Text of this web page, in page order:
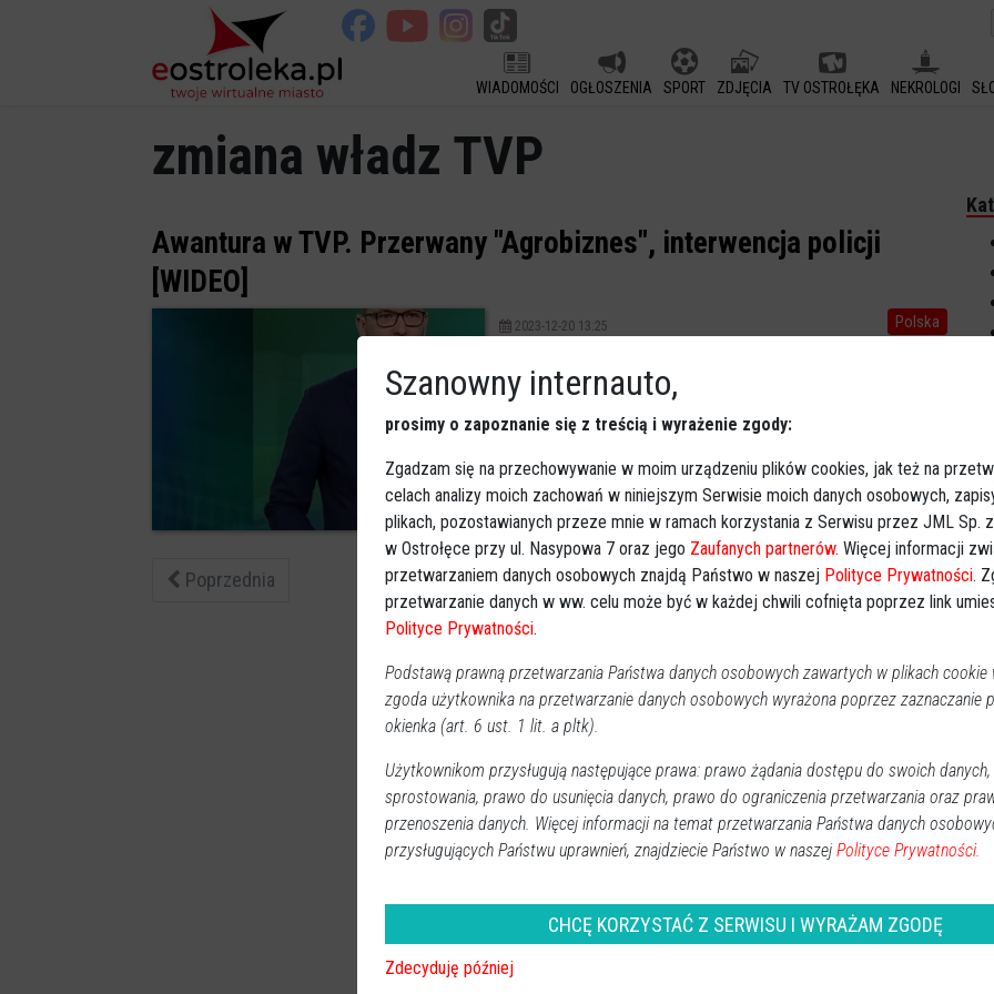
WIADOMOŚCI OGŁOSZENIA SPORT ZDJĘCIA TV OSTROŁĘKA NEKROLOGI
zmiana władz TVP
Awantura w TVP. Przerwany "Agrobiznes", interwencja policji
[WIDEO]
32
Polska
2023-12-20 13:25
Do siedzib mediów weszli przedstawiciele powołani przez
ministra kultury i dziedzictwa narodowego. W TVP
nadawanie kanału TVP Info.
Poprzednia Następna
Szanowny internauto,
prosimy o zapoznanie się z treścią i wyrażenie zgody:
Zgadzam się na przechowywanie w moim urządzeniu plików cookies, jak też na
celach analizy moich zachowań w niniejszym Serwisie moich danych osobowych,
plikach, pozostawianych przeze mnie w ramach korzystania z Serwisu przez JML Sp.
w Ostrołęce przy ul. Nasypowa 7 oraz jego Zaufanych partnerów. Więcej informacji
przetwarzaniem danych osobowych znajdą Państwo w naszej Polityce Prywatności.
przetwarzanie danych w ww. celu może być w każdej chwili cofnięta poprzez link
Polityce Prywatności.
Podstawą prawną przetwarzania Państwa danych osobowych zawartych w plikach cookie
zgoda użytkownika na przetwarzanie danych osobowych wyrażona poprzez zaznaczanie
okienka (art. 6 ust. 1 lit. a pltk).
Użytkownikom przysługują następujące prawa: prawo żądania dostępu do swoich
sprostowania, prawo do usunięcia danych, prawo do ograniczenia przetwarzania oraz
przenoszenia danych. Więcej informacji na temat przetwarzania Państwa danych
przysługujących Państwu uprawnień, znajdziecie Państwo w naszej Polityce Prywatności.
CHCĘ KORZYSTAĆ Z SERWISU I WYRAŻAM ZGODĘ
Zdecyduję później